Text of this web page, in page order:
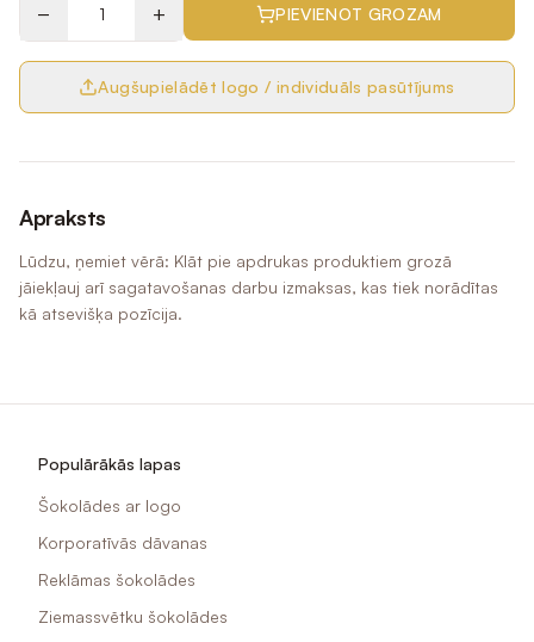
− + PIEVIENOT GROZAM
Augšupielādēt logo / individuāls pasūtījums
Apraksts
Lūdzu, ņemiet vērā: Klāt pie apdrukas produktiem grozā
jāiekļauj arī sagatavošanas darbu izmaksas, kas tiek norādītas
kā atsevišķa pozīcija.
Populārākās lapas
Šokolādes ar logo
Korporatīvās dāvanas
Reklāmas šokolādes
Ziemassvētku šokolādes